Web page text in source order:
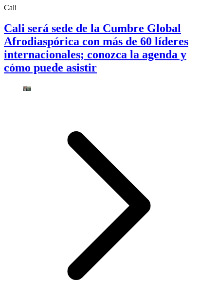
Cali
Cali será sede de la Cumbre Global
Afrodiaspórica con más de 60 líderes
internacionales; conozca la agenda y
cómo puede asistir